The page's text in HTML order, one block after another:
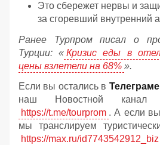
Это сбережет нервы и
за сгоревший внутренний
Ранее Турпром писал о
Турции: « Кризис еды в
цены взлетели на 68% ».
Если вы остались в Телеграме
наш Новостной
https://t.me/tourprom . А если
мы транслируем
https://max.ru/id7743542912_biz